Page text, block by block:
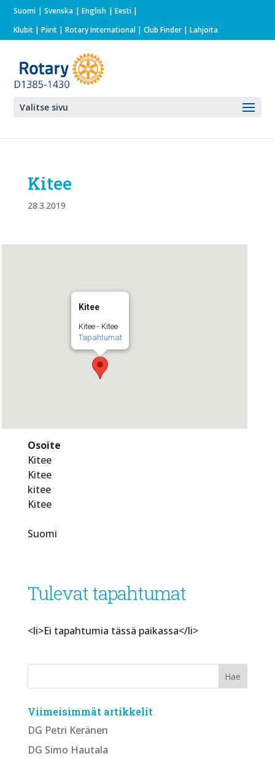
Suomi Svenska English
Eesti
Klubit |Piirit |Rotary International | Club Finder | Lahjoita
Valitse sivu
Kitee
28.3.2019
Kitee
Kitee - Kitee
Tapahtumat
Osoite
Kitee
Kitee
kitee
Kitee
Suomi
Tulevat tapahtumat
<li>Ei tapahtumia tässä paikassa</li>
Viimeisimmät artikkelit
DG Petri Keränen
DG Simo Hautala